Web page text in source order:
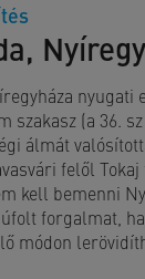
nyugati
szakasz (a 36.
álmát
felől Tokaj
kell bemenni
forgalmat,
módon